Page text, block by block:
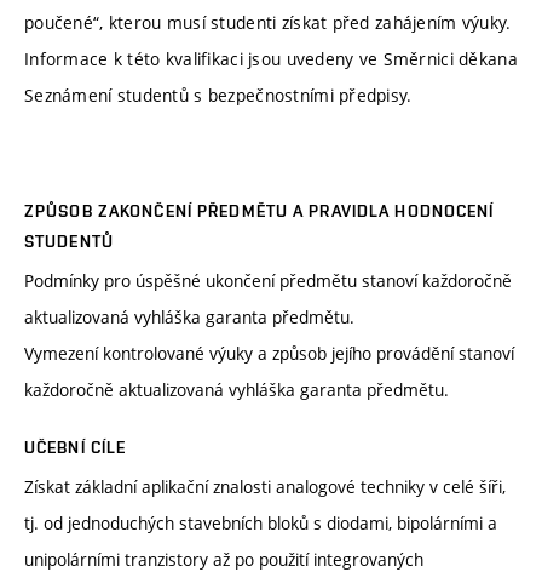
poučené“, kterou musí studenti získat před zahájením výuky.
Informace k této kvalifikaci jsou uvedeny ve Směrnici děkana
Seznámení studentů s bezpečnostními předpisy.
ZPŮSOB ZAKONČENÍ PŘEDMĚTU A PRAVIDLA HODNOCENÍ
STUDENTŮ
Podmínky pro úspěšné ukončení předmětu stanoví každoročně
aktualizovaná vyhláška garanta předmětu.
Vymezení kontrolované výuky a způsob jejího provádění stanoví
každoročně aktualizovaná vyhláška garanta předmětu.
UČEBNÍ CÍLE
Získat základní aplikační znalosti analogové techniky v celé šíři,
tj. od jednoduchých stavebních bloků s diodami, bipolárními a
unipolárními tranzistory až po použití integrovaných